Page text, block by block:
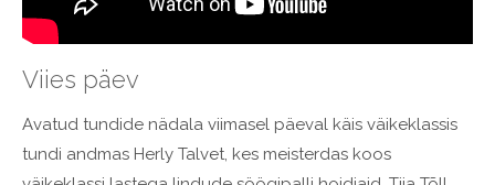
Viies päev
Avatud tundide nädala viimasel päeval käis väikeklassis
tundi andmas Herly Talvet, kes meisterdas koos